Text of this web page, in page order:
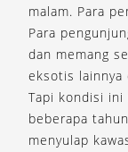
malam. Para
Para
dan memang
eksotis lainnya
Tapi kondisi ini
beberapa
menyulap